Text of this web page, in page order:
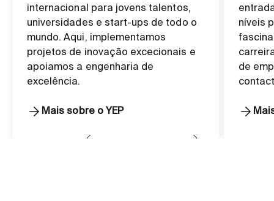
internacional para jovens talentos,
universidades e start-ups de todo o
mundo. Aqui, implementamos
projetos de inovação excecionais e
apoiamos a engenharia de
excelência.
Mais sobre o YEP
níveis
de